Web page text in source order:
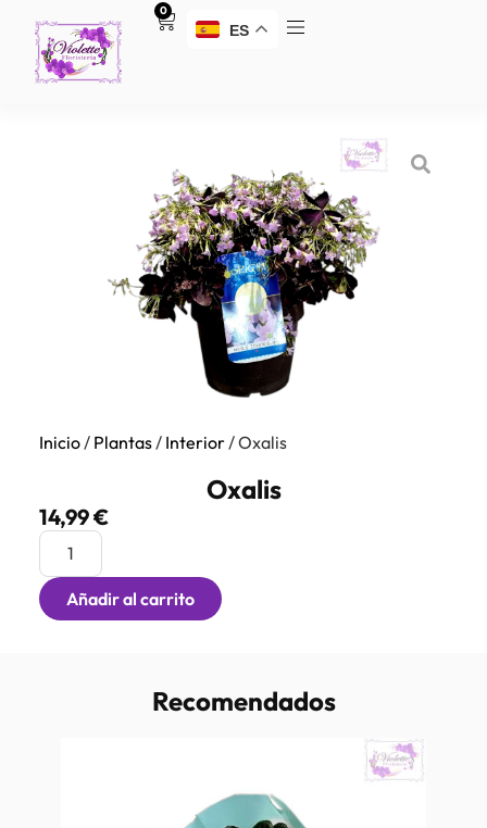
0
ES
Inicio/ Plantas/ Interior/ Oxalis
Oxalis
14,99€
Añadir al carrito
Recomendados